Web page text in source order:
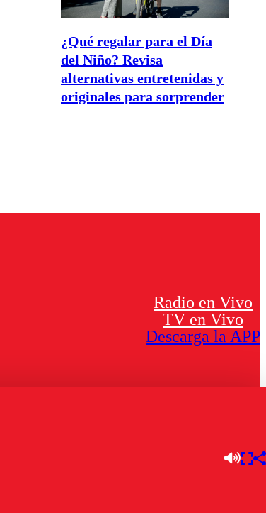
¿Qué regalar para el Día
del Niño? Revisa
alternativas entretenidas y
originales para sorprender
Radio en Vivo
TV en Vivo
Descarga la APP